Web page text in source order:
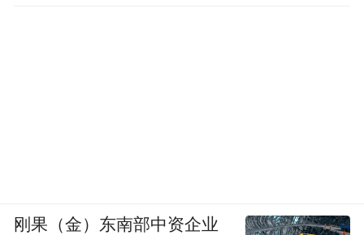
刚果（金）东南部中资企业